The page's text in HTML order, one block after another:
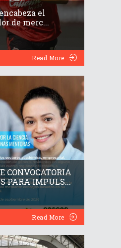
el
de merc...
Read More
CONVOCATORIA
PARA IMPULS...
Read More